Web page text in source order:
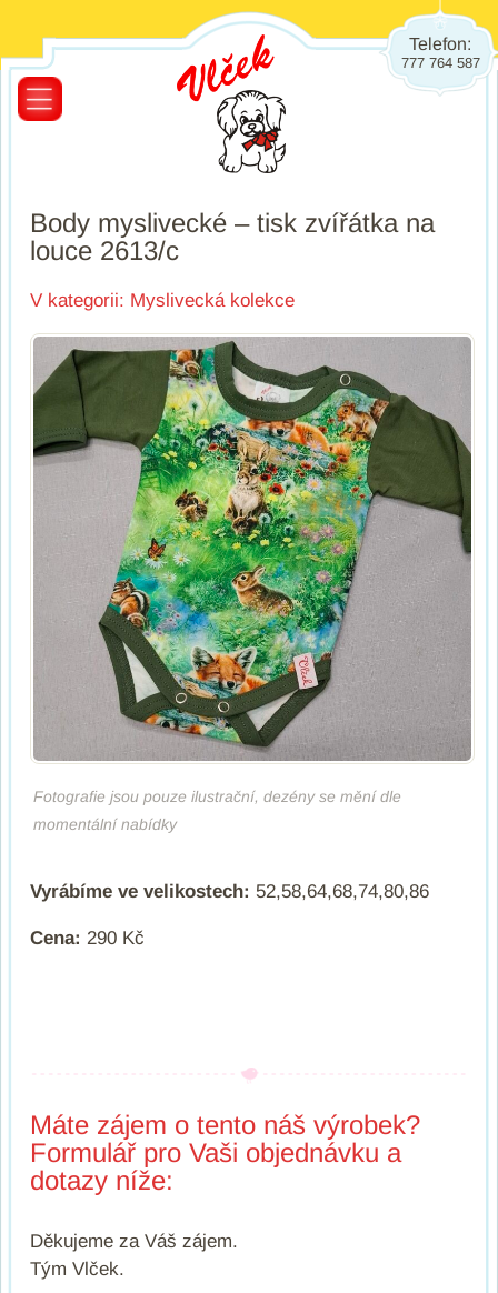
Telefon:
777 764 587
Body myslivecké – tisk zvířátka na
louce 2613/c
V kategorii: Myslivecká kolekce
Fotografie jsou pouze ilustrační, dezény se mění dle
momentální nabídky
Vyrábíme ve velikostech: 52,58,64,68,74,80,86
Cena: 290 Kč
Máte zájem o tento náš výrobek?
Formulář pro Vaši objednávku a
dotazy níže:
Děkujeme za Váš zájem.
Tým Vlček.